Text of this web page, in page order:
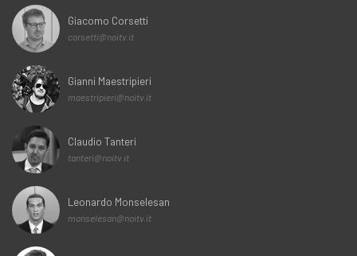
Giacomo Corsetti
corsetti@noitv.it
Gianni Maestripieri
maestripieri@noitv.it
Claudio Tanteri
tanteri@noitv.it
Leonardo Monselesan
monselesan@noitv.it